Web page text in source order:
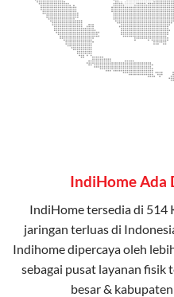
IndiHome Ada
IndiHome tersedia di 514
jaringan terluas di
Indihome dipercaya oleh
sebagai pusat layanan fisik
besar &